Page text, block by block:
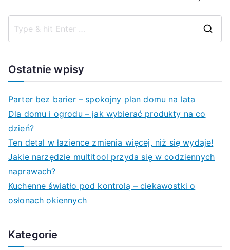
Ostatnie wpisy
Parter bez barier – spokojny plan domu na lata
Dla domu i ogrodu – jak wybierać produkty na co
dzień?
Ten detal w łazience zmienia więcej, niż się wydaje!
Jakie narzędzie multitool przyda się w codziennych
naprawach?
Kuchenne światło pod kontrolą – ciekawostki o
osłonach okiennych
Kategorie